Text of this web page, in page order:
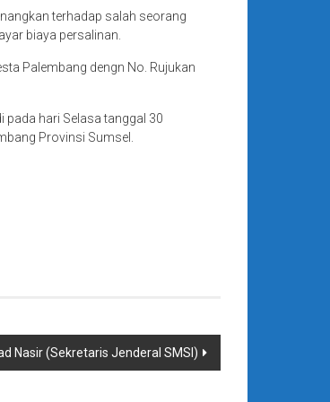
terhadap salah seorang
biaya persalinan.
Palembang dengn No. Rujukan
pada hari Selasa tanggal 30
Provinsi Sumsel.
Nasir (Sekretaris Jenderal SMSI)